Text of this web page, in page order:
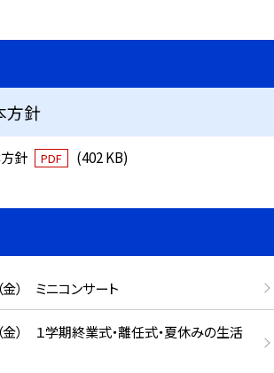
方針
針 PDF (402 KB)
） ミニコンサート
） １学期終業式・離任式・夏休みの生活